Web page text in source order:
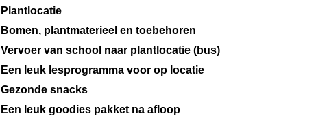
Plantlocatie
Bomen, plantmaterieel en toebehoren
Vervoer van school naar plantlocatie (bus)
Een leuk lesprogramma voor op locatie
Gezonde snacks
Een leuk goodies pakket na afloop